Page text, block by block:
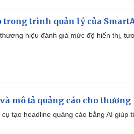
trong trình quản lý của
hiệu đánh giá mức độ hiển thị,
mô tả quảng cáo cho thương
tạo headline quảng cáo bằng AI giúp